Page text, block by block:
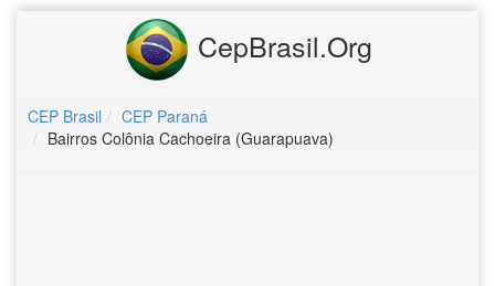
CepBrasil.Org
CEP Brasil
CEP Paraná
Bairros Colônia Cachoeira (Guarapuava)